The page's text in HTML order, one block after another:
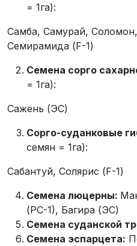
= 1га):
Самба, Самурай,
Семирамида (F-1)
Семена сорго c
= 1га):
Сажень (ЭС)
Сорго-суданковые
семян = 1га):
Сабантуй, Солярис (F-1)
Семена люцерны:
(РС-1), Багира (ЭС)
Семена суданской
Семена эспарцета: